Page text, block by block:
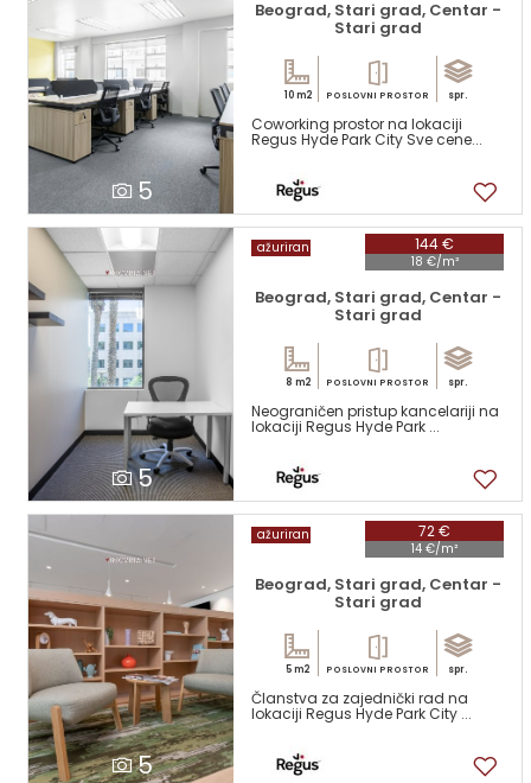
5
Beograd, Stari grad, Centar -
Stari grad
10 m2 POSLOVNI PROSTOR spr.
Coworking prostor na lokaciji
Regus Hyde Park City Sve cene...
5
144 €
18 €/m²
ažuriran
Beograd, Stari grad, Centar -
Stari grad
8 m2 POSLOVNI PROSTOR spr.
Neograničen pristup kancelariji na
lokaciji Regus Hyde Park ...
5
72 €
14 €/m²
ažuriran
Beograd, Stari grad, Centar -
Stari grad
5 m2 POSLOVNI PROSTOR spr.
Članstva za zajednički rad na
lokaciji Regus Hyde Park City ...